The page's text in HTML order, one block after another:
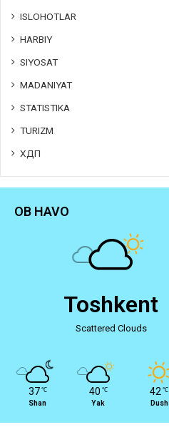
ISLOHOTLAR
HARBIY
SIYOSAT
MADANIYAT
STATISTIKA
TURIZM
ХДП
OB HAVO
Toshkent
Scattered Clouds
37 ℃
Shan
40 ℃
Yak
42 ℃
Dush